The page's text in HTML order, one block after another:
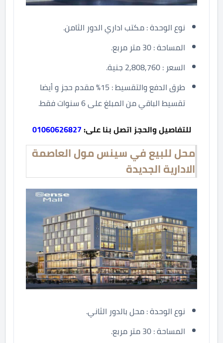
نوع الوحدة : مكتب اداري الدور الثامن.
المساحة : 30 متر مربع.
السعر : 2,808,760 جنية.
طرق الدفع والتقسيط : 15% مقدم حجز و أيضا
تقسيط الباقي من المبلغ على 6 سنوات فقط.
للتفاصيل والحجز اتصل بنا على:01060626827
محل للبيع في سينس مول العاصمة
الادارية الجديدة
نوع الوحدة : محل بالدور الثاني.
المساحة : 30 متر مربع.